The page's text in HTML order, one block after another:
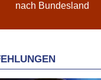
nach Bundesland